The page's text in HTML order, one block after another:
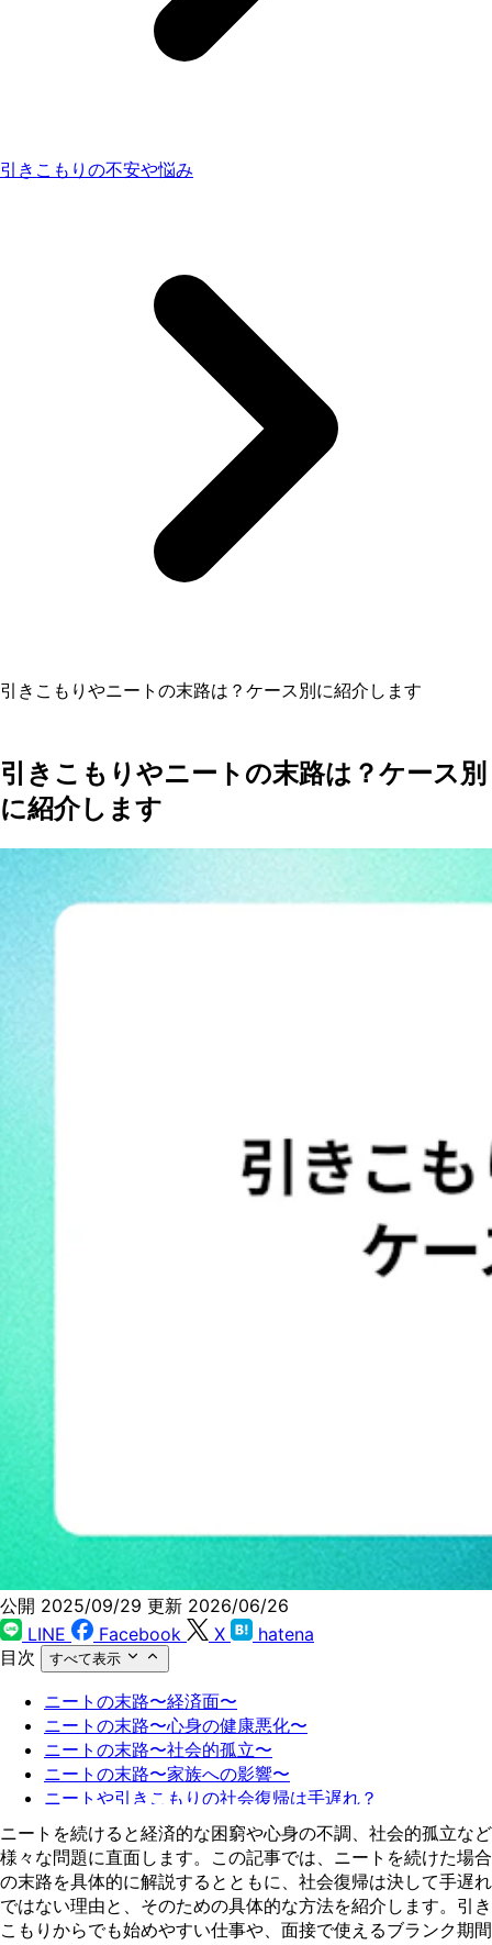
引きこもりの不安や悩み
引きこもりやニートの末路は？ケース別に紹介します
引きこもりやニートの末路は？ケース別
に紹介します
公開 2025/09/29 更新 2026/06/26
LINE
Facebook X
hatena
目次
すべて表示
ニートの末路〜経済面〜
ニートの末路〜心身の健康悪化〜
ニートの末路〜社会的孤立〜
ニートの末路〜家族への影響〜
ニートや引きこもりの社会復帰は手遅れ？
ニートや引きこもりの社会復帰が手遅れではない理由
引きこもりから復帰する場合のおすすめの仕事〜リモー
トで働ける職種〜
引きこもりから復帰する場合のおすすめの仕事〜対人コ
ミュニケーションが少ない職種〜
ニートを続けると経済的な困窮や心身の不調、社会的孤立など
様々な問題に直面します。この記事では、ニートを続けた場合
の末路を具体的に解説するとともに、社会復帰は決して手遅れ
ではない理由と、そのための具体的な方法を紹介します。引き
こもりからでも始めやすい仕事や、面接で使えるブランク期間